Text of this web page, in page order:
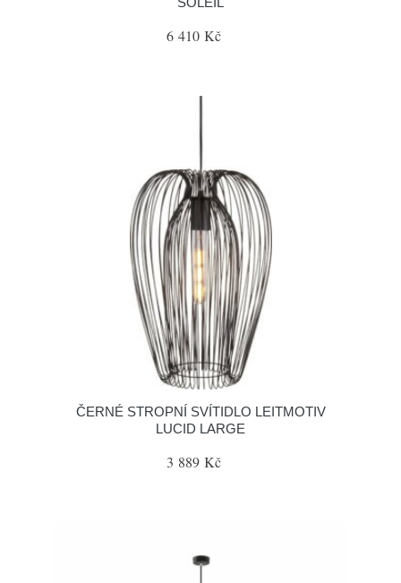
6 410 Kč
ČERNÉ STROPNÍ SVÍTIDLO LEITMOTIV
LUCID LARGE
3 889 Kč